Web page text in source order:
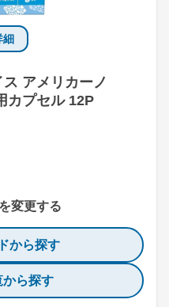
細
アメリカーノ
カプセル 12P
変更する
から探す
から探す